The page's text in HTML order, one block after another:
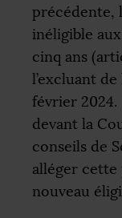
précédente,
inéligible
cinq ans
l’excluant
février 2024.
devant la
conseils de
alléger cette
nouveau